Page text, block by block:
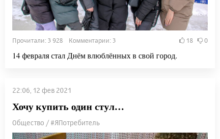
Прочитали: 3 928 Комментарии: 3 18 0
14 февраля стал Днём влюблённых в свой город.
22:06, 12 фев 2021
Хочу купить один стул…
Общество / #ЯПотребитель